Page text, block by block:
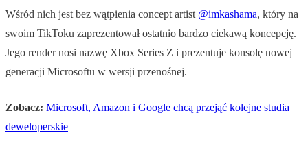
Wśród nich jest bez wątpienia concept artist @imkashama, który na
swoim TikToku zaprezentował ostatnio bardzo ciekawą koncepcję.
Jego render nosi nazwę Xbox Series Z i prezentuje konsolę nowej
generacji Microsoftu w wersji przenośnej.
Zobacz: Microsoft, Amazon i Google chcą przejąć kolejne studia
deweloperskie